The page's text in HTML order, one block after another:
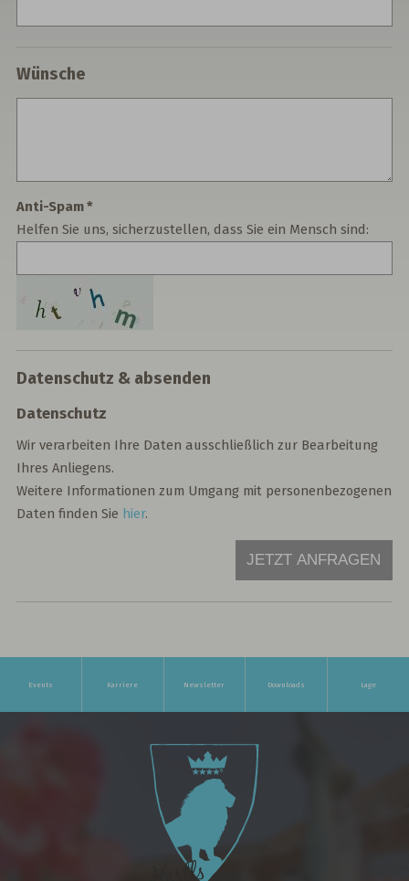
Wünsche
Anti-Spam
Helfen Sie uns, sicherzustellen, dass Sie ein Mensch sind:
Datenschutz & absenden
Datenschutz
Wir verarbeiten Ihre Daten ausschließlich zur Bearbeitung
Ihres Anliegens.
Weitere Informationen zum Umgang mit personenbezogenen
Daten finden Sie hier.
JETZT ANFRAGEN
Events Karriere Newsletter Downloads Lage